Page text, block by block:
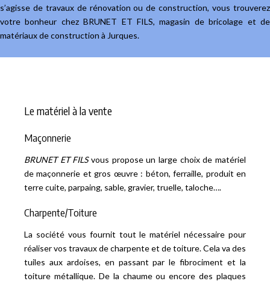
s’agisse de travaux de rénovation ou de construction, vous trouverez
votre bonheur chez BRUNET ET FILS, magasin de bricolage et de
matériaux de construction à Jurques.
Le matériel à la vente
Maçonnerie
BRUNET ET FILSvous propose un large choix de matériel
de maçonnerie et gros œuvre : béton, ferraille, produit en
terre cuite, parpaing, sable, gravier, truelle, taloche….
Charpente/Toiture
La société vous fournit tout le matériel nécessaire pour
réaliser vos travaux de charpente et de toiture. Cela va des
tuiles aux ardoises, en passant par le fibrociment et la
toiture métallique. De la chaume ou encore des plaques